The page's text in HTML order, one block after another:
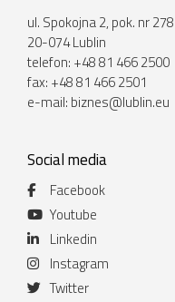
ul. Spokojna 2, pok. nr
20-074 Lublin
telefon: +48 81 466 2500
fax: +48 81 466 2501
e-mail: biznes@lublin.eu
Social media
Facebook
Youtube
Linkedin
Instagram
Twitter